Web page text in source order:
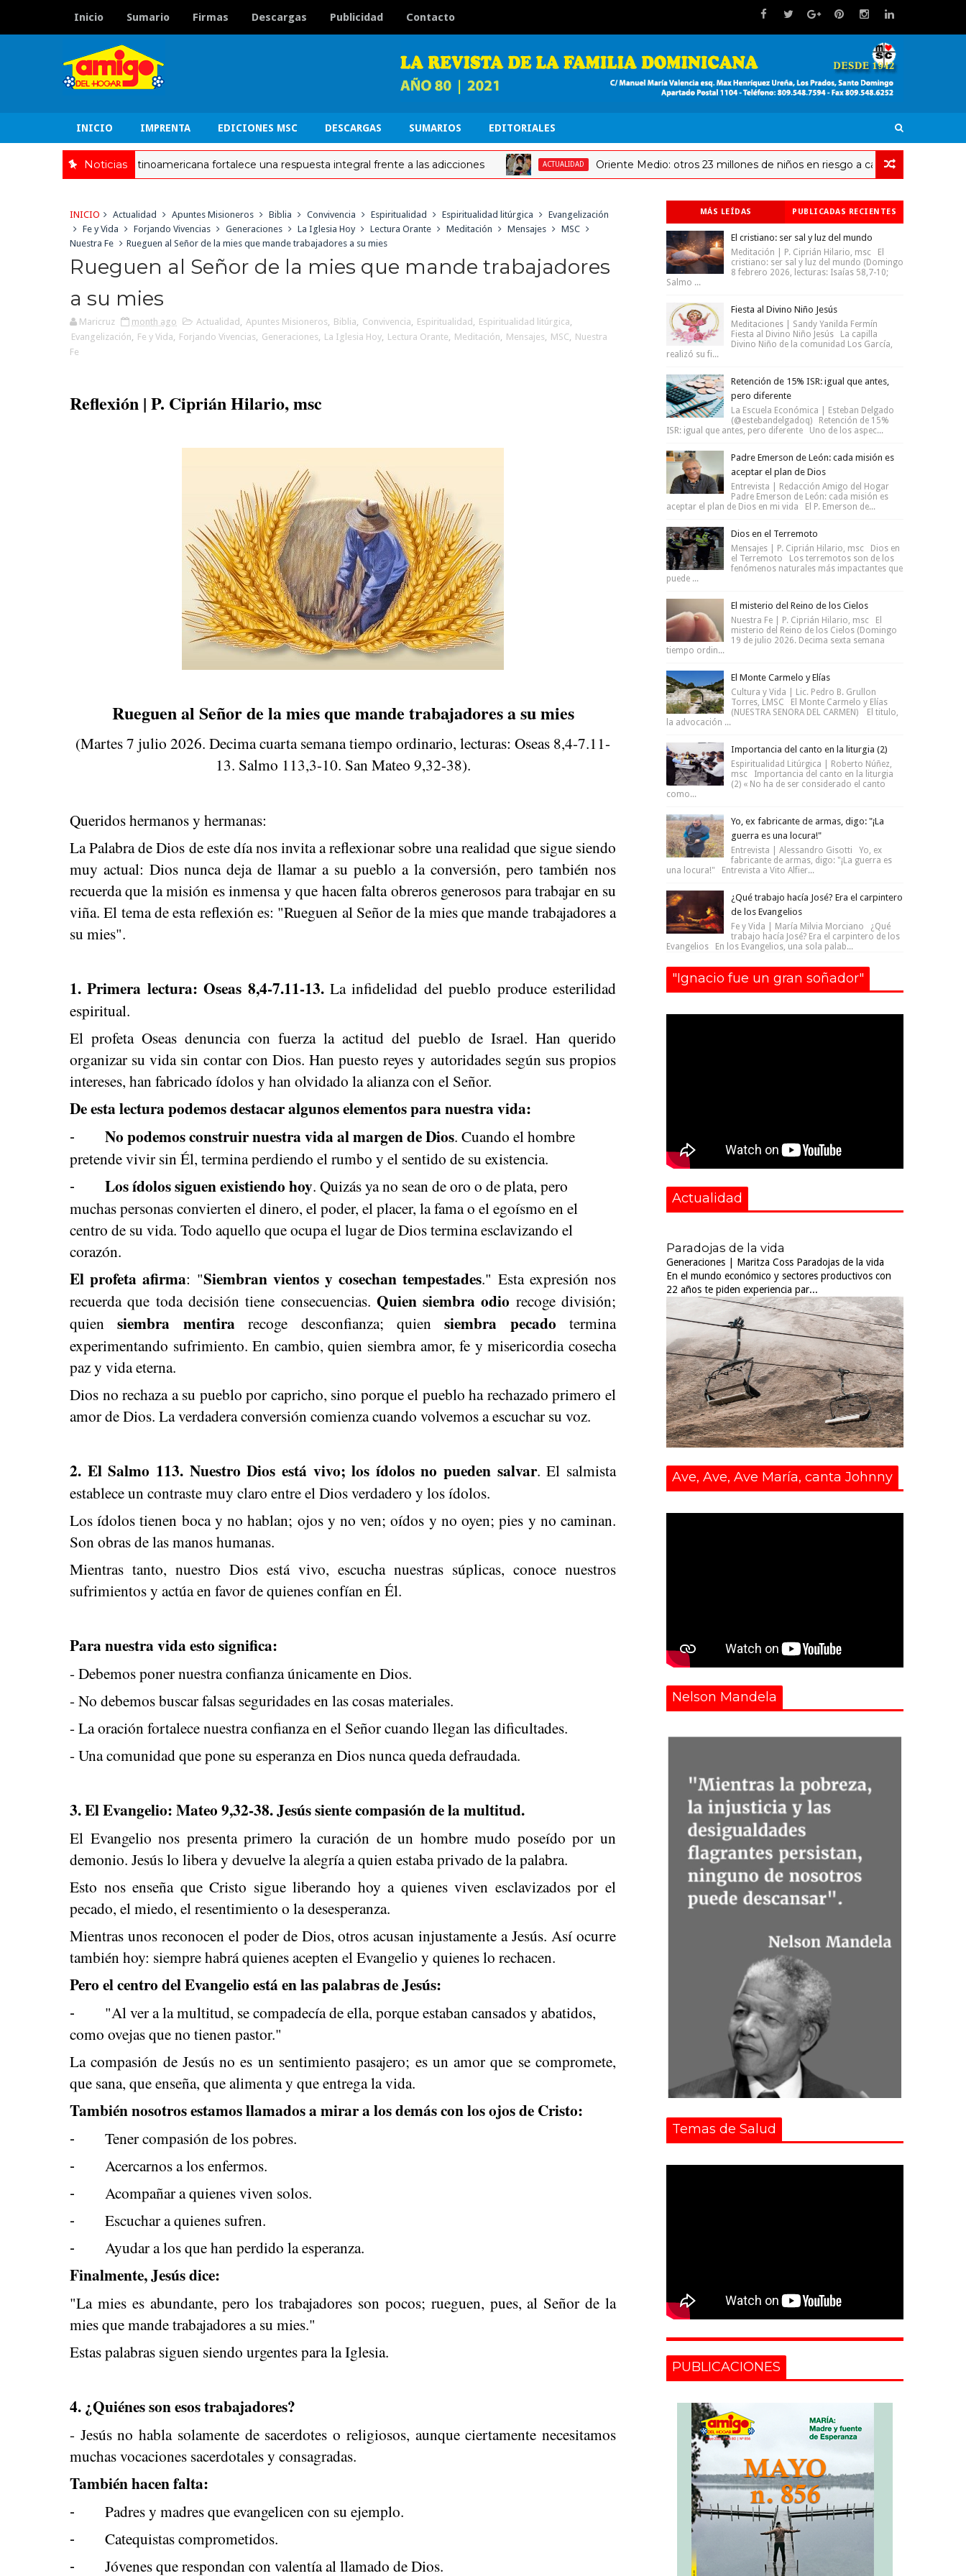
Inicio Sumario Firmas Descargas Publicidad Contacto
INICIO IMPRENTA EDICIONES MSC DESCARGAS SUMARIOS EDITORIALES
Noticias
La Iglesia latinoamericana fortalece una respuesta integral frente a las adicciones ACTUALIDAD Oriente Medio: otros 23 millones de niños en riesgo a causa de la guerra
INICIO Actualidad Apuntes Misioneros Biblia Convivencia Espiritualidad Espiritualidad litúrgica
Evangelización
Fe y Vida
Forjando Vivencias Generaciones La Iglesia Hoy Lectura Orante Meditación Mensajes
MSC
Nuestra Fe
Rueguen al Señor de la mies que mande trabajadores a su mies
Rueguen al Señor de la mies que mande trabajadores
a su mies
Maricruz month ago Actualidad , Apuntes Misioneros, Biblia, Convivencia, Espiritualidad , Espiritualidad litúrgica,
Evangelización, Fe y Vida, Forjando Vivencias, Generaciones, La Iglesia Hoy, Lectura Orante, Meditación, Mensajes, MSC, Nuestra
Fe
Reflexión | P. Ciprián Hilario, msc
Rueguen al Señor de la mies que mande trabajadores a su mies
(Martes 7 julio 2026. Decima cuarta semana tiempo ordinario, lecturas: Oseas 8,4-7.11-
13. Salmo 113,3-10. San Mateo 9,32-38).
Queridos hermanos y hermanas:
La Palabra de Dios de este día nos invita a reflexionar sobre una realidad que sigue siendo
muy actual: Dios nunca deja de llamar a su pueblo a la conversión, pero también nos
recuerda que la misión es inmensa y que hacen falta obreros generosos para trabajar en su
viña. El tema de esta reflexión es: "Rueguen al Señor de la mies que mande trabajadores a
su mies".
1. Primera lectura: Oseas 8,4-7.11-13. La infidelidad del pueblo produce esterilidad
espiritual.
El profeta Oseas denuncia con fuerza la actitud del pueblo de Israel. Han querido
organizar su vida sin contar con Dios. Han puesto reyes y autoridades según sus propios
intereses, han fabricado ídolos y han olvidado la alianza con el Señor.
De esta lectura podemos destacar algunos elementos para nuestra vida:
- No podemos construir nuestra vida al margen de Dios. Cuando el hombre
pretende vivir sin Él, termina perdiendo el rumbo y el sentido de su existencia.
- Los ídolos siguen existiendo hoy. Quizás ya no sean de oro o de plata, pero
muchas personas convierten el dinero, el poder, el placer, la fama o el egoísmo en el
centro de su vida. Todo aquello que ocupa el lugar de Dios termina esclavizando el
corazón.
El profeta afirma: "Siembran vientos y cosechan tempestades." Esta expresión nos
recuerda que toda decisión tiene consecuencias. Quien siembra odio recoge división;
quiensiembra mentirarecoge desconfianza; quiensiembra pecado termina
experimentando sufrimiento. En cambio, quien siembra amor, fe y misericordia cosecha
paz y vida eterna.
Dios no rechaza a su pueblo por capricho, sino porque el pueblo ha rechazado primero el
amor de Dios. La verdadera conversión comienza cuando volvemos a escuchar su voz.
2. El Salmo 113. Nuestro Dios está vivo; los ídolos no pueden salvar. El salmista
establece un contraste muy claro entre el Dios verdadero y los ídolos.
Los ídolos tienen boca y no hablan; ojos y no ven; oídos y no oyen; pies y no caminan.
Son obras de las manos humanas.
Mientras tanto, nuestro Dios está vivo, escucha nuestras súplicas, conoce nuestros
sufrimientos y actúa en favor de quienes confían en Él.
Para nuestra vida esto significa:
- Debemos poner nuestra confianza únicamente en Dios.
- No debemos buscar falsas seguridades en las cosas materiales.
- La oración fortalece nuestra confianza en el Señor cuando llegan las dificultades.
- Una comunidad que pone su esperanza en Dios nunca queda defraudada.
3. El Evangelio: Mateo 9,32-38. Jesús siente compasión de la multitud.
El Evangelio nos presenta primero la curación de un hombre mudo poseído por un
demonio. Jesús lo libera y devuelve la alegría a quien estaba privado de la palabra.
Esto nos enseña que Cristo sigue liberando hoy a quienes viven esclavizados por el
pecado, el miedo, el resentimiento o la desesperanza.
Mientras unos reconocen el poder de Dios, otros acusan injustamente a Jesús. Así ocurre
también hoy: siempre habrá quienes acepten el Evangelio y quienes lo rechacen.
Pero el centro del Evangelio está en las palabras de Jesús:
-
"Al ver a la multitud, se compadecía de ella, porque estaban cansados y abatidos,
como ovejas que no tienen pastor."
La compasión de Jesús no es un sentimiento pasajero; es un amor que se compromete,
que sana, que enseña, que alimenta y que entrega la vida.
También nosotros estamos llamados a mirar a los demás con los ojos de Cristo:
- Tener compasión de los pobres.
- Acercarnos a los enfermos.
- Acompañar a quienes viven solos.
- Escuchar a quienes sufren.
- Ayudar a los que han perdido la esperanza.
Finalmente, Jesús dice:
"La mies es abundante, pero los trabajadores son pocos; rueguen, pues, al Señor de la
mies que mande trabajadores a su mies."
Estas palabras siguen siendo urgentes para la Iglesia.
4. ¿Quiénes son esos trabajadores?
- Jesús no habla solamente de sacerdotes o religiosos, aunque ciertamente necesitamos
muchas vocaciones sacerdotales y consagradas.
También hacen falta:
- Padres y madres que evangelicen con su ejemplo.
- Catequistas comprometidos.
- Jóvenes que respondan con valentía al llamado de Dios.
MÁS LEÍDAS PUBLICADAS RECIENTES
El cristiano: ser sal y luz del mundo
Meditación | P. Ciprián Hilario, msc El
cristiano: ser sal y luz del mundo (Domingo
8 febrero 2026, lecturas: Isaías 58,7-10;
Salmo ...
Fiesta al Divino Niño Jesús
Meditaciones | Sandy Yanilda Fermín
Fiesta al Divino Niño Jesús La capilla
Divino Niño de la comunidad Los García,
realizó su fi...
Retención de 15% ISR: igual que antes,
pero diferente
La Escuela Económica | Esteban Delgado
(@estebandelgadoq) Retención de 15%
ISR: igual que antes, pero diferente Uno de los aspec...
Padre Emerson de León: cada misión es
aceptar el plan de Dios
Entrevista | Redacción Amigo del Hogar
Padre Emerson de León: cada misión es
aceptar el plan de Dios en mi vida El P. Emerson de...
Dios en el Terremoto
Mensajes | P. Ciprián Hilario, msc Dios en
el Terremoto Los terremotos son de los
fenómenos naturales más impactantes que
puede ...
El misterio del Reino de los Cielos
Nuestra Fe | P. Ciprián Hilario, msc El
misterio del Reino de los Cielos (Domingo
19 de julio 2026. Decima sexta semana
tiempo ordin...
El Monte Carmelo y Elías
Cultura y Vida | Lic. Pedro B. Grullon
Torres, LMSC El Monte Carmelo y Elías
(NUESTRA SENORA DEL CARMEN) El titulo,
la advocación ...
Importancia del canto en la liturgia (2)
Espiritualidad Litúrgica | Roberto Núñez,
msc Importancia del canto en la liturgia
(2) « No ha de ser considerado el canto
como...
Yo, ex fabricante de armas, digo: "¡La
guerra es una locura!"
Entrevista | Alessandro Gisotti Yo, ex
fabricante de armas, digo: "¡La guerra es
una locura!" Entrevista a Vito Alfier...
¿Qué trabajo hacía José? Era el carpintero
de los Evangelios
Fe y Vida | María Milvia Morciano ¿Qué
trabajo hacía José? Era el carpintero de los
Evangelios En los Evangelios, una sola palab...
"Ignacio fue un gran soñador"
Actualidad
Paradojas de la vida
Generaciones | Maritza Coss Paradojas de la vida
En el mundo económico y sectores productivos con
22 años te piden experiencia par...
Ave, Ave, Ave María, canta Johnny
Nelson Mandela
Temas de Salud
PUBLICACIONES